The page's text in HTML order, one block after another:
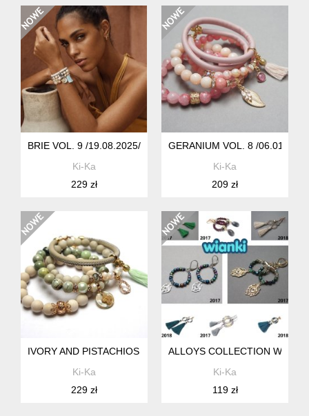
BRIE VOL. 9 /19.08.2025/ - SET
Ki-Ka
229 zł
GERANIUM VOL. 8 /06.01.26/ -
Ki-Ka
209 zł
IVORY AND PISTACHIOS VOL. 7 /27.11.24/ - SET
Ki-Ka
229 zł
ALLOYS COLLECTION
Ki-Ka
119 zł